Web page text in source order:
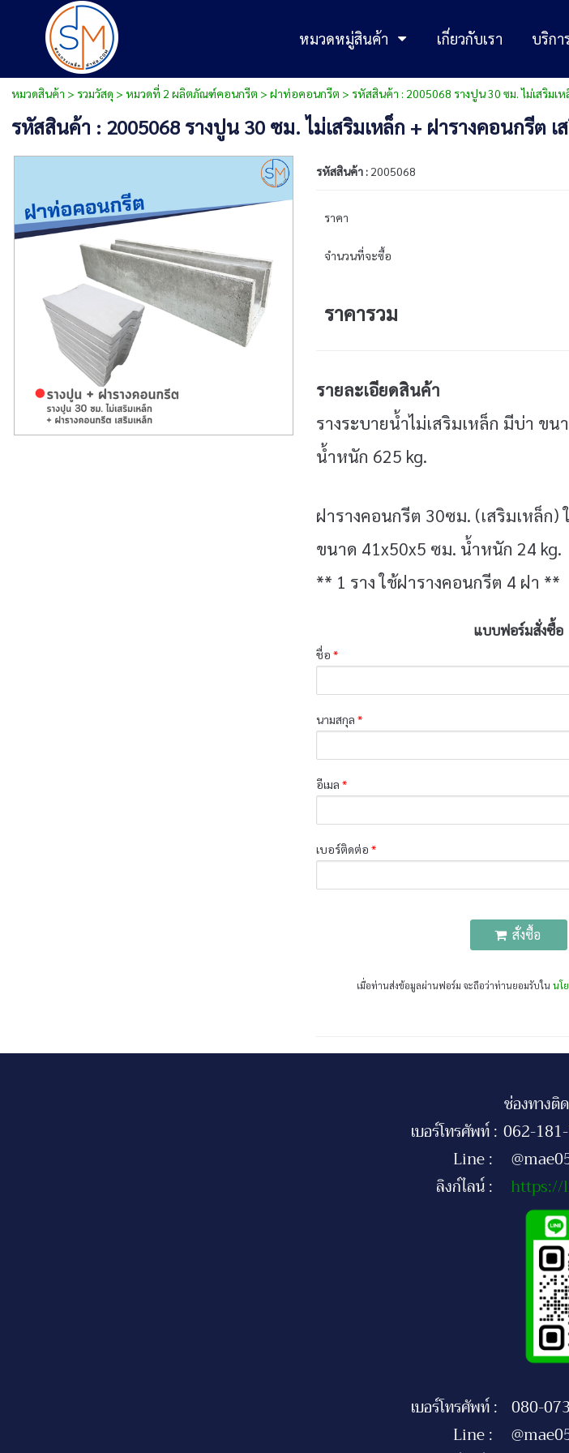
หมวดหมู่สินค้า เกี่ยวกับเรา บริกา
หมวดสินค้า > รวมวัสดุ > หมวดที่ 2 ผลิตภัณฑ์คอนกรีต > ฝาท่อคอนกรีต > รหัสสินค้า : 2005068 รางปูน 30 ซม. ไม่เสริมเ
รหัสสินค้า : 2005068 รางปูน 30 ซม. ไม่เสริมเหล็ก + ฝารางคอนกรีต เ
รหัสสินค้า : 2005068
ราคา
จำนวนที่จะซื้อ
ราคารวม
รายละเอียดสินค้า
รางระบายน้ำไม่เสริมเหล็ก มีบ่า ข
น้ำหนัก 625 kg.
ฝารางคอนกรีต 30ซม. (เสริมเหล็ก)
ขนาด 41x50x5 ซม. น้ำหนัก 24 kg.
** 1 ราง ใช้ฝารางคอนกรีต 4 ฝา **
แบบฟอร์มสั่งซื้อ
ชื่อ *
นามสกุล *
อีเมล *
เบอร์ติดต่อ *
สั่งซื้อ
เมื่อท่านส่งข้อมูลผ่านฟอร์ม จะถือว่าท่านยอมรับใน นโ
ช่องทางติ
เบอร์โทรศัพท์ : 062-
Line :
ลิงก์ไลน์ :
https://
เบอร์โทรศัพท์ : 080-
Line :